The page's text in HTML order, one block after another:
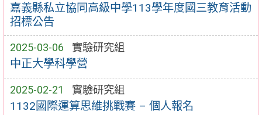
嘉義縣私立協同高級中學113學年度國三教育活動
招標公告
2025-03-06 實驗研究組
中正大學科學營
2025-02-21 實驗研究組
1132國際運算思維挑戰賽 – 個人報名